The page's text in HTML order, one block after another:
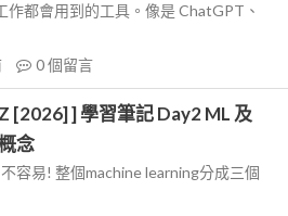
都會用到的工具。像是 ChatGPT、
0個留言
[2026] ] 學習筆記 Day2 ML 及
念
容易! 整個machine learning分成三個